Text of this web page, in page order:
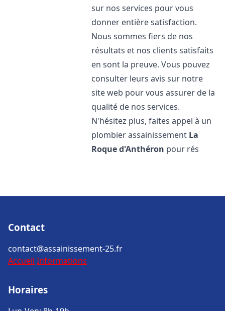
sur nos services pour vous
donner entière satisfaction.
Nous sommes fiers de nos
résultats et nos clients satisfaits
en sont la preuve. Vous pouvez
consulter leurs avis sur notre
site web pour vous assurer de la
qualité de nos services.
N'hésitez plus, faites appel à un
plombier assainissement La
Roque d'Anthéron pour rés
Contact
contact@assainissement-25.fr
Accueil Informations
Horaires